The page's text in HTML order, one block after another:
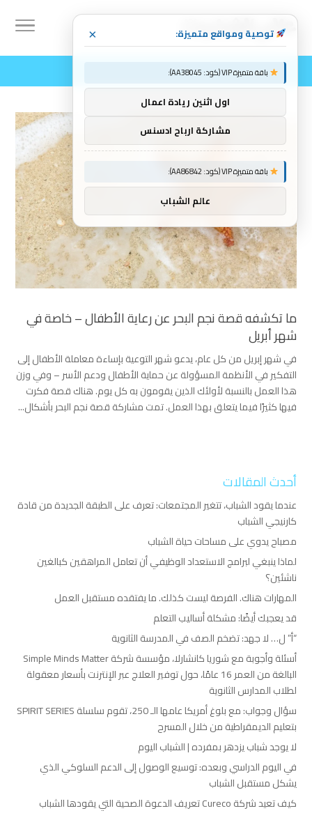
ما تكشفه قصة نجم البحر عن رعاية الأطفال – خاصة في
شهر أبريل
في شهر إبريل من كل عام، يدعو شهر التوعية بإساءة معاملة الأطفال إلى
التفكير في الأنظمة المسؤولة عن حماية الأطفال ودعم الأسر – وفي وزن
هذا العمل بالنسبة لأولئك الذين يقومون به كل يوم. هناك قصة فكرت
فيها كثيرًا فيما يتعلق بهذا العمل. تمت مشاركة قصة نجم البحر بأشكال...
أحدث المقالات
عندما يقود الشباب، تتغير المجتمعات: تعرف على الطبقة الجديدة من قادة
كارنيجي الشباب
مصباح يدوي على مساحات حياة الشباب
لماذا ينبغي لبرامج الاستعداد الوظيفي أن تعامل المراهقين كبالغين
ناشئين؟
المهارات هناك. الفرصة ليست كذلك. ما يفتقده مستقبل العمل
قد يعجبك أيضًا: مشكلة أساليب التعلم
“أ” ل… لا جهد: تضخم الصف في المدرسة الثانوية
أسئلة وأجوبة مع شوريا كانشارلا، مؤسسة شركة Simple Minds Matter
البالغة من العمر 16 عامًا، حول توفير العلاج عبر الإنترنت بأسعار معقولة
لطلاب المدارس الثانوية
سؤال وجواب: مع بلوغ أمريكا عامها الـ 250، تقوم سلسلة SPIRIT SERIES
بتعليم الديمقراطية من خلال المسرح
لا يوجد شباب يزدهر بمفرده | الشباب اليوم
في اليوم الدراسي وبعده: توسيع الوصول إلى الدعم السلوكي الذي
يشكل مستقبل الشباب
كيف تعيد شركة Cureco تعريف الدعوة الصحية التي يقودها الشباب
توصية ومواقع متميزة: ×
باقة متميزة VIP (كود: AA38045):
اول اثنين ريادة اعمال
مشاركة ارباح ادسنس
باقة متميزة VIP (كود: AA86842):
عالم الشباب